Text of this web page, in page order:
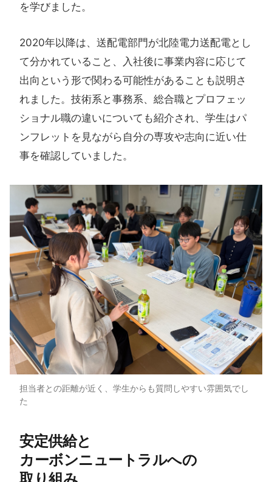
を学びました。
2020年以降は、送配電部門が北陸電力送配電とし
て分かれていること、入社後に事業内容に応じて
出向という形で関わる可能性があることも説明さ
れました。技術系と事務系、総合職とプロフェッ
ショナル職の違いについても紹介され、学生はパ
ンフレットを見ながら自分の専攻や志向に近い仕
事を確認していました。
担当者との距離が近く、学生からも質問しやすい雰囲気でし
た
安定供給と​
カーボンニュートラルへの​